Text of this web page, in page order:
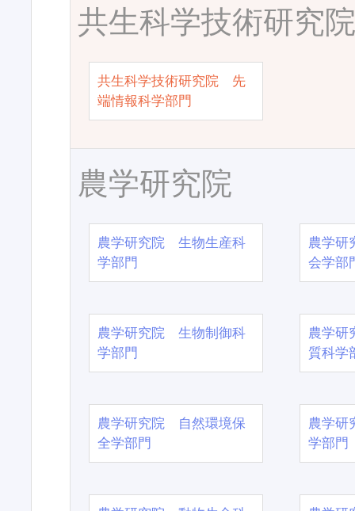
共生科学技術研究
共生科学技術研究院 先
端情報科学部門
農学研究院
農学研究院 生物生産科
学部門
農学
会学部
農学研究院 生物制御科
学部門
農学
質科学
農学研究院 自然環境保
全学部門
農学
学部門